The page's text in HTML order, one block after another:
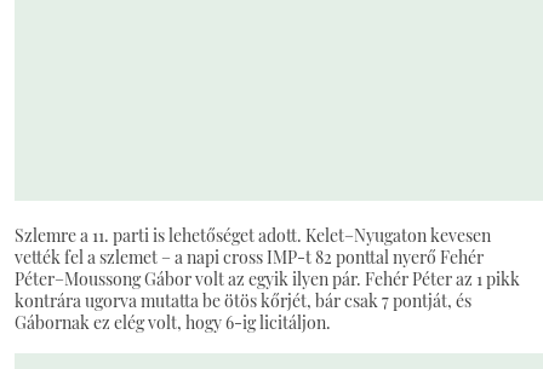
Szlemre a 11. parti is lehetőséget adott. Kelet–Nyugaton kevesen
vették fel a szlemet – a napi cross IMP-t 82 ponttal nyerő Fehér
Péter–Moussong Gábor volt az egyik ilyen pár. Fehér Péter az 1 pikk
kontrára ugorva mutatta be ötös kőrjét, bár csak 7 pontját, és
Gábornak ez elég volt, hogy 6-ig licitáljon.